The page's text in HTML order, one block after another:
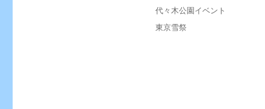
投
日:
カ
テ
代々木公園イベント
タ
東京雪祭